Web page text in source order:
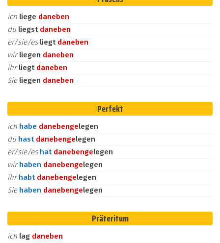
ich liege daneben
du liegst daneben
er/sie/es liegt daneben
wirliegen daneben
ihrliegt daneben
Sie liegen daneben
Perfekt
ich habe danebengelegen
du hast danebengelegen
er/sie/es hat danebengelegen
wirhaben danebengelegen
ihrhabt danebengelegen
Sie haben danebengelegen
Präteritum
ich lag daneben